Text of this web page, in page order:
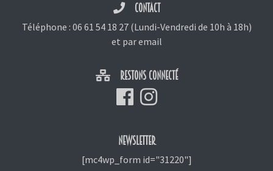
CONTACT
Téléphone : 06 61 54 18 27(Lundi-Vendredi de 10h à 18h)
et par email
RESTONS CONNECTÉ
NEWSLETTER
[mc4wp_form id="31220"]